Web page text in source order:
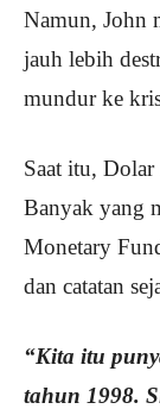
Namun, John
jauh lebih
mundur ke
Saat itu,
Banyak yang
Monetary
dan catatan
“Kita itu
tahun 1998.